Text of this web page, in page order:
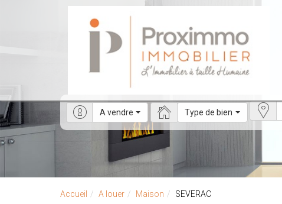
A vendre Type de bien
Accueil A louer Maison SEVERAC